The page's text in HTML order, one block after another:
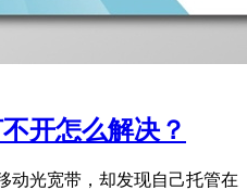
开怎么解决？
动光宽带，却发现自己托管在